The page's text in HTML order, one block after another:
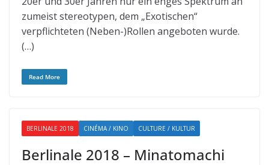
zumeist stereotypen, dem „Exotischen“
verpflichteten (Neben-)Rollen angeboten wurde.
(…)
Read More
BERLINALE 2018 CINÉMA / KINO CULTURE / KULTUR
Berlinale 2018 – Minatomachi